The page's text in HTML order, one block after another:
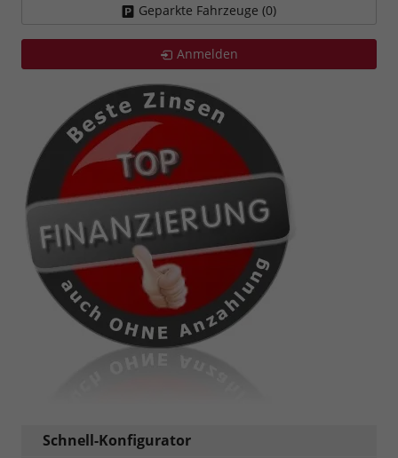
Geparkte Fahrzeuge (0)
Anmelden
Schnell-Konfigurator